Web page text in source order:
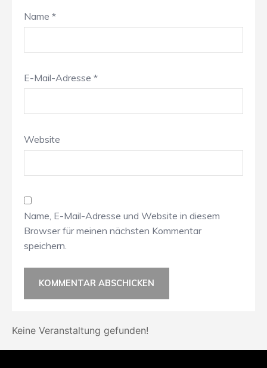
Name *
E-Mail-Adresse *
Website
Name, E-Mail-Adresse und Website in diesem
Browser für meinen nächsten Kommentar
speichern.
Keine Veranstaltung gefunden!